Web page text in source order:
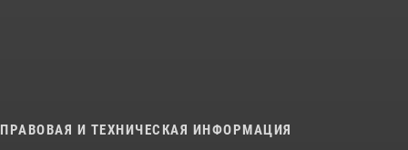
ПРАВОВАЯ И ТЕХНИЧЕСКАЯ ИНФОРМАЦИЯ